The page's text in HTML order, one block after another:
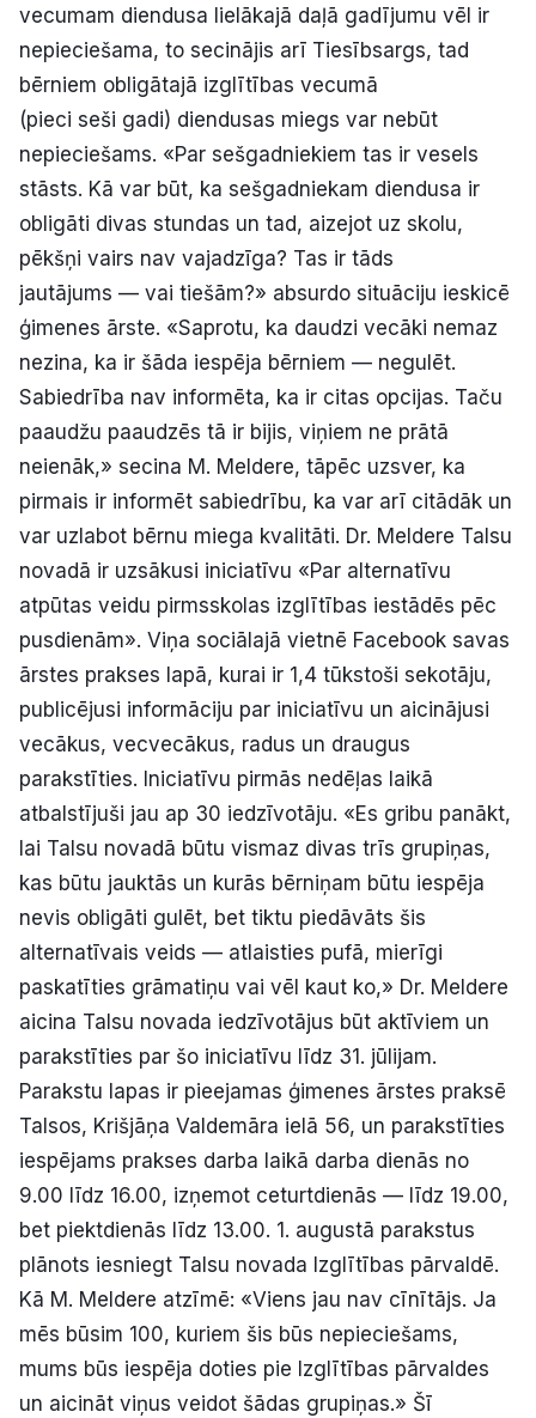
vecumam diendusa lielākajā daļā gadījumu vēl ir
nepieciešama, to secinājis arī Tiesībsargs, tad
bērniem obligātajā izglītības vecumā
(pieci seši gadi) diendusas miegs var nebūt
nepieciešams. «Par sešgadniekiem tas ir vesels
stāsts. Kā var būt, ka sešgadniekam diendusa ir
obligāti divas stundas un tad, aizejot uz skolu,
pēkšņi vairs nav vajadzīga? Tas ir tāds
jautājums — vai tiešām?» absurdo situāciju ieskicē
ģimenes ārste. «Saprotu, ka daudzi vecāki nemaz
nezina, ka ir šāda iespēja bērniem — negulēt.
Sabiedrība nav informēta, ka ir citas opcijas. Taču
paaudžu paaudzēs tā ir bijis, viņiem ne prātā
neienāk,» secina M. Meldere, tāpēc uzsver, ka
pirmais ir informēt sabiedrību, ka var arī citādāk un
var uzlabot bērnu miega kvalitāti. Dr. Meldere Talsu
novadā ir uzsākusi iniciatīvu «Par alternatīvu
atpūtas veidu pirmsskolas izglītības iestādēs pēc
pusdienām». Viņa sociālajā vietnē Facebook savas
ārstes prakses lapā, kurai ir 1,4 tūkstoši sekotāju,
publicējusi informāciju par iniciatīvu un aicinājusi
vecākus, vecvecākus, radus un draugus
parakstīties. Iniciatīvu pirmās nedēļas laikā
atbalstījuši jau ap 30 iedzīvotāju. «Es gribu panākt,
lai Talsu novadā būtu vismaz divas trīs grupiņas,
kas būtu jauktās un kurās bērniņam būtu iespēja
nevis obligāti gulēt, bet tiktu piedāvāts šis
alternatīvais veids — atlaisties pufā, mierīgi
paskatīties grāmatiņu vai vēl kaut ko,» Dr. Meldere
aicina Talsu novada iedzīvotājus būt aktīviem un
parakstīties par šo iniciatīvu līdz 31. jūlijam.
Parakstu lapas ir pieejamas ģimenes ārstes praksē
Talsos, Krišjāņa Valdemāra ielā 56, un parakstīties
iespējams prakses darba laikā darba dienās no
9.00 līdz 16.00, izņemot ceturtdienās — līdz 19.00,
bet piektdienās līdz 13.00. 1. augustā parakstus
plānots iesniegt Talsu novada Izglītības pārvaldē.
Kā M. Meldere atzīmē: «Viens jau nav cīnītājs. Ja
mēs būsim 100, kuriem šis būs nepieciešams,
mums būs iespēja doties pie Izglītības pārvaldes
un aicināt viņus veidot šādas grupiņas.» Šī